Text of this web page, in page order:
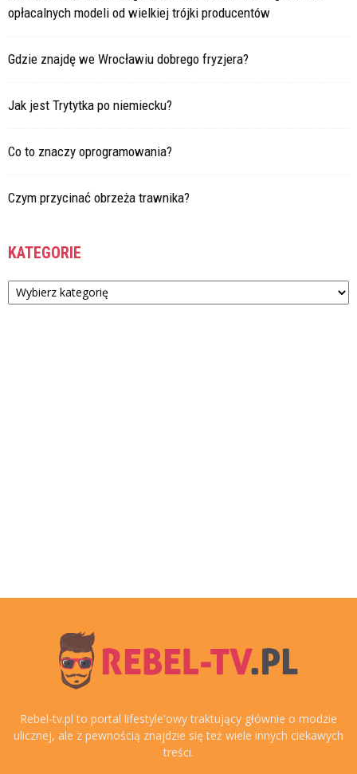
opłacalnych modeli od wielkiej trójki producentów
Gdzie znajdę we Wrocławiu dobrego fryzjera?
Jak jest Trytytka po niemiecku?
Co to znaczy oprogramowania?
Czym przycinać obrzeża trawnika?
KATEGORIE
Kategorie
Rebel-tv.pl to portal lifestyle'owy traktujący głównie o modzie
ulicznej, ale z pewnością znajdzie się też wiele innych ciekawych
treści.